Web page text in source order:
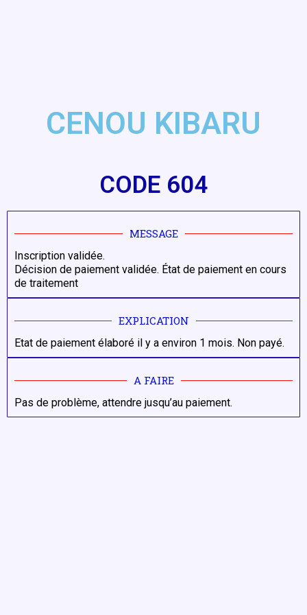
CENOU KIBARU
CODE 604
MESSAGE
Inscription validée.
Décision de paiement validée. État de paiement en cours
de traitement
EXPLICATION
Etat de paiement élaboré il y a environ 1 mois. Non payé.
A FAIRE
Pas de problème, attendre jusqu’au paiement.